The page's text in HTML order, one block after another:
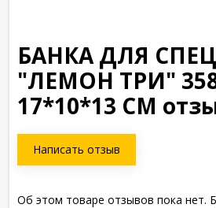
БАНКА ДЛЯ
"ЛЕМОН ТРИ"
17*10*13 СМ
Написать отзыв
Об этом товаре отзывов пока нет.